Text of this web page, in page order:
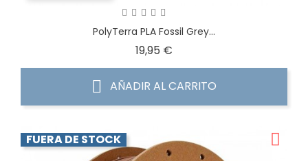
PolyTerra PLA Fossil Grey...
19,95 €
AÑADIR AL CARRITO
FUERA DE STOCK